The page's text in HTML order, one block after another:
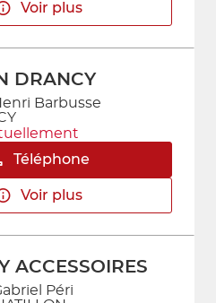
Voir plus
DRANCY
Barbusse
Téléphone
Voir plus
ACCESSOIRES
Péri